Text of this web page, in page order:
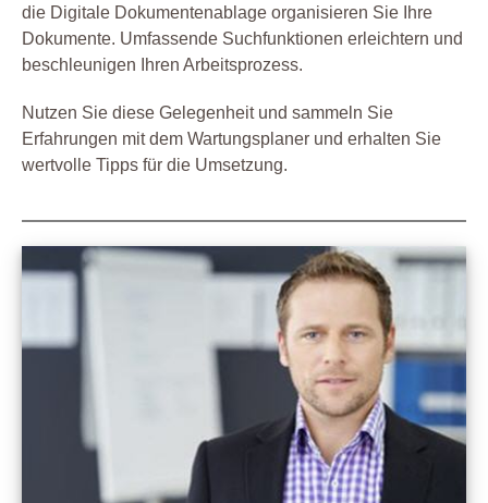
die Digitale Dokumentenablage organisieren Sie Ihre
Dokumente. Umfassende Suchfunktionen erleichtern und
beschleunigen Ihren Arbeitsprozess.
Nutzen Sie diese Gelegenheit und sammeln Sie
Erfahrungen mit dem Wartungsplaner und erhalten Sie
wertvolle Tipps für die Umsetzung.